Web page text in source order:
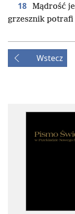
18
Mądrość
grzesznik potrafi
Wstecz